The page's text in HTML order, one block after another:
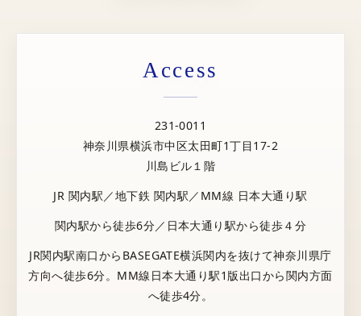
Access
231-0011
神奈川県横浜市中区太田町1丁目17-2
川島ビル１階
JR 関内駅／地下鉄 関内駅／MM線 日本大通り駅
関内駅から徒歩6分／日本大通り駅から徒歩４分
JR関内駅南口からBASEGATE横浜関内を抜けて神奈川県庁
方向へ徒歩6分。MM線日本大通り駅1版出口から関内方面
へ徒歩4分。